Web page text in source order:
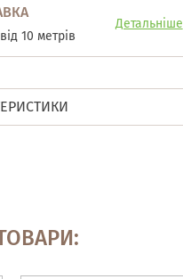
10 метрів
Детальніше